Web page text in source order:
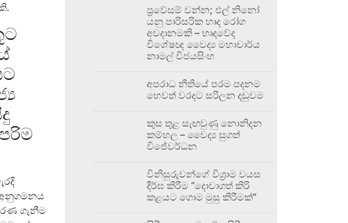
ගැනීම
ප්‍රවේසම් වන්න; එල් නිනෝ
යනු පාරිසරික හෘද රෝග
අවදානමකි – හෘදවේද
විශේෂඥ වෛද්‍ය මහාචාර්ය
නාමල් විජයසිංහ
අපරාධ නීතියේ පරම පදනම
හෙවත් වරදට සරිලන දඬුවම
කුස තුළ සැඟවුණු නොනිදන
කම්හල – වෛද්‍ය සුගත්
විජේවර්ධන
විනිසුරුවන්ගේ විශ්‍රාම වයස
දීර්ඝ කිරීම “දොවාගත් කිරි
කළයට ගොම මුසු කිරීමක්”